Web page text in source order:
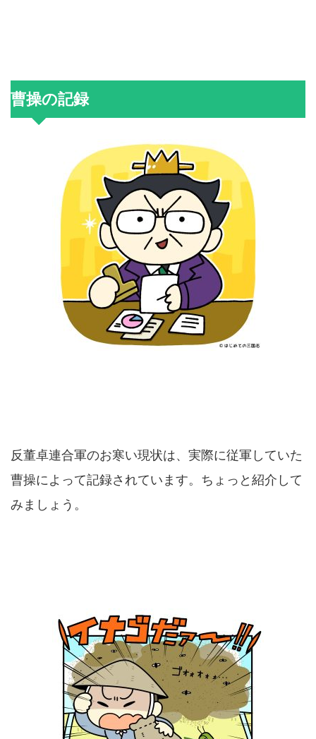
曹操の記録
反董卓連合軍のお寒い現状は、実際に従軍していた
曹操によって記録されています。ちょっと紹介して
みましょう。